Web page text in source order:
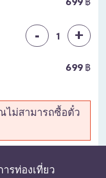
เกิดในเดือนนั้นๆ)
. Asiatique โกดัง 7 และ
699 ฿
- 1 +
699 ฿
ไม่สามารถซื้อตั๋ว
รท่องเที่ยว